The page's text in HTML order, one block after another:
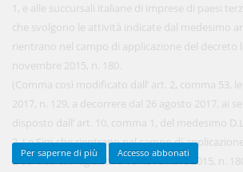
1, e alle succursali italiane di imprese di paesi
che svolgono le attività indicate dal medesimo
rientrano nel campo di applicazione del decreto
novembre 2015, n. 180.
(Comma così modificato dall’ art. 2, comma 53,
2017, n. 129, a decorrere dal 26 agosto 2017, ai
disposto dall’ art. 10, comma 1, del medesimo
2. Le Sim che rientrano nel campo di
2 del decreto legislativo 16 novembre 2015, n.
Acquista ora
Acquista ora
Per saperne di più Accesso abbonati